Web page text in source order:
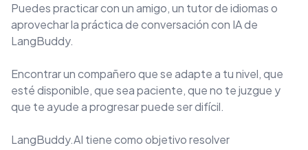
Puedes practicar con un amigo, un tutor de idiomas o
aprovechar la práctica de conversación con IA de
LangBuddy.
Encontrar un compañero que se adapte a tu nivel, que
esté disponible, que sea paciente, que no te juzgue y
que te ayude a progresar puede ser difícil.
LangBuddy.AI tiene como objetivo resolver